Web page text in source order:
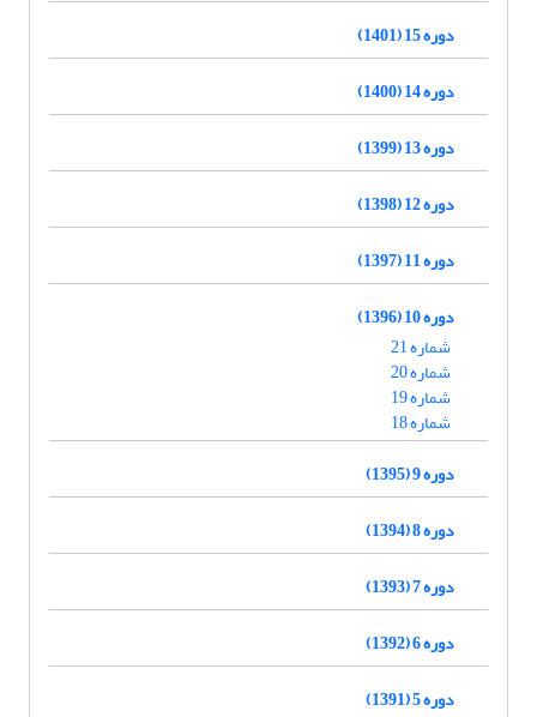
دوره 15 (1401)
دوره 14 (1400)
دوره 13 (1399)
دوره 12 (1398)
دوره 11 (1397)
دوره 10 (1396)
شماره 21
شماره 20
شماره 19
شماره 18
دوره 9 (1395)
دوره 8 (1394)
دوره 7 (1393)
دوره 6 (1392)
دوره 5 (1391)